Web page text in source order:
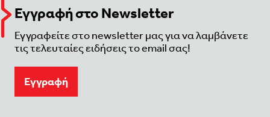
Εγγραφή στο Newsletter
Εγγραφείτε στο newsletter μας για να λαμβάνετε
τις τελευταίες ειδήσεις το email σας!
Eγγραφή